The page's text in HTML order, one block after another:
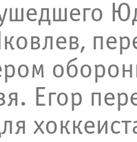
Егор